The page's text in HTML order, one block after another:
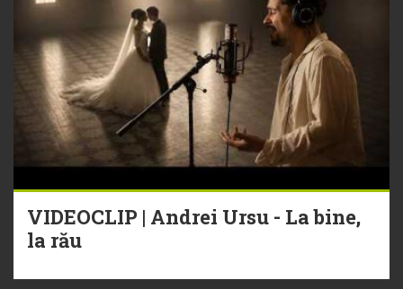
VIDEOCLIP | Andrei Ursu - La bine,
la rău